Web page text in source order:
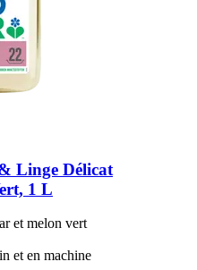
Linge Délicat
1 L
et melon vert
et en machine